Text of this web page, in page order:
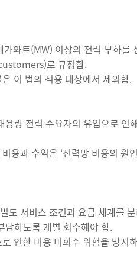
와트(MW) 이상의 전력 부하를
로 규정함.
이 법의 적용 대상에서 제외함.
량 전력 수요자의 유입으로 인
용과 수익은 ‘전력망 비용의
도 서비스 조건과 요금 체계를
담하도록 개별 회수해야 함.
인한 비용 미회수 위험을 방지